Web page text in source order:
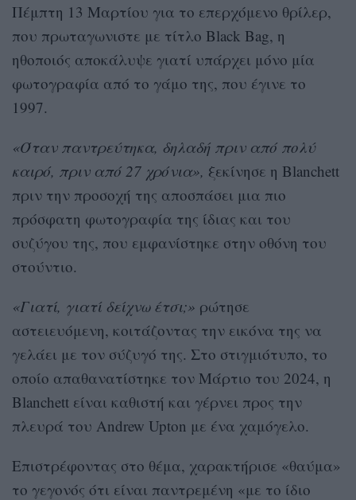
Πέμπτη 13 Μαρτίου για το επερχόμενο θρίλερ,
που πρωταγωνιστε με τίτλο Black Bag, η
ηθοποιός αποκάλυψε γιατί υπάρχει μόνο μία
φωτογραφία από το γάμο της, που έγινε το
1997.
«Όταν παντρεύτηκα, δηλαδή πριν από πολύ
καιρό, πριν από 27 χρόνια», ξεκίνησε η Blanchett
πριν την προσοχή της αποσπάσει μια πιο
πρόσφατη φωτογραφία της ίδιας και του
συζύγου της, που εμφανίστηκε στην οθόνη του
στούντιο.
«Γιατί, γιατί δείχνω έτσι;» ρώτησε
αστειευόμενη, κοιτάζοντας την εικόνα της να
γελάει με τον σύζυγό της. Στο στιγμιότυπο, το
οποίο απαθανατίστηκε τον Μάρτιο του 2024, η
Blanchett είναι καθιστή και γέρνει προς την
πλευρά του Andrew Upton με ένα χαμόγελο.
Επιστρέφοντας στο θέμα, χαρακτήρισε «θαύμα»
το γεγονός ότι είναι παντρεμένη «με το ίδιο